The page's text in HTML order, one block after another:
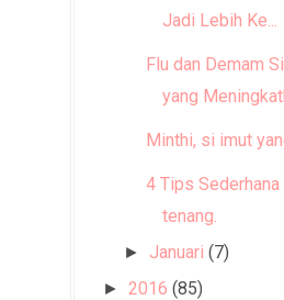
Jadi Lebih Ke...
Flu dan Demam
yang
Minthi, si imut
4 Tips
tenang.
► Januari (7)
► 2016 (85)